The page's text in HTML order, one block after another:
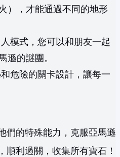
），才能通過不同的地形
模式，您可以和朋友一起
遜的謎團。
危險的關卡設計，讓每一
們的特殊能力，克服亞馬遜
順利過關，收集所有寶石！